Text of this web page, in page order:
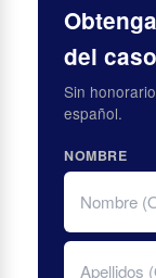
del caso
Sin
español.
NOMBRE
FIRST
LAST